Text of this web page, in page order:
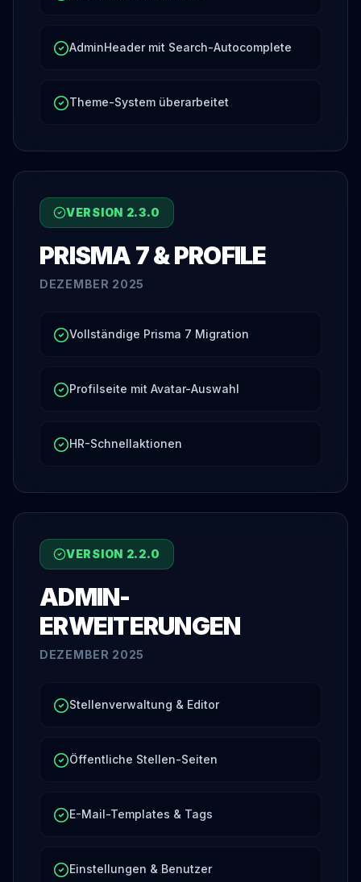
AdminHeader mit Search-Autocomplete
Theme-System überarbeitet
VERSION 2.3.0
PRISMA 7 & PROFILE
DEZEMBER 2025
Vollständige Prisma 7 Migration
Profilseite mit Avatar-Auswahl
HR-Schnellaktionen
VERSION 2.2.0
ADMIN-
ERWEITERUNGEN
DEZEMBER 2025
Stellenverwaltung & Editor
Öffentliche Stellen-Seiten
E-Mail-Templates & Tags
Einstellungen & Benutzer